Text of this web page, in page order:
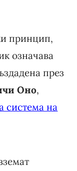
принцип,
означава
през
Оно,
система на